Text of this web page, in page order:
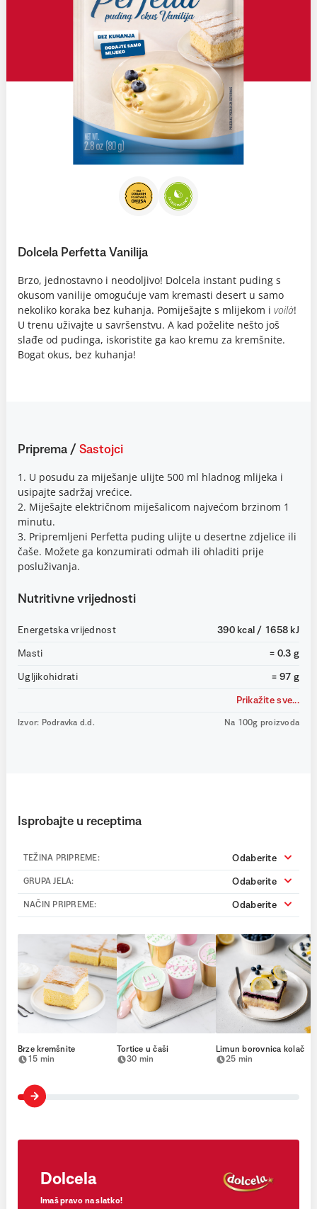
Dolcela Perfetta Vanilija
Brzo, jednostavno i neodoljivo! Dolcela instant puding s
okusom vanilije omogućuje vam kremasti desert u samo
nekoliko koraka bez kuhanja. Pomiješajte s mlijekom i voilà!
U trenu uživajte u savršenstvu. A kad poželite nešto još
slađe od pudinga, iskoristite ga kao kremu za kremšnite.
Bogat okus, bez kuhanja!
Priprema / Sastojci
1. U posudu za miješanje ulijte 500 ml hladnog mlijeka i
usipajte sadržaj vrećice.
2. Miješajte električnom miješalicom najvećom brzinom 1
minutu.
3. Pripremljeni Perfetta puding ulijte u desertne zdjelice ili
čaše. Možete ga konzumirati odmah ili ohladiti prije
posluživanja.
Nutritivne vrijednosti
Energetska vrijednost 390 kcal / 1658 kJ
Masti = 0.3 g
Ugljikohidrati = 97 g
Prikažite sve...
Izvor: Podravka d.d. Na 100g proizvoda
Isprobajte u receptima
TEŽINA PRIPREME: Odaberite
GRUPA JELA: Odaberite
NAČIN PRIPREME: Odaberite
Brze kremšnite
15 min
Tortice u čaši
30 min
Limun borovnica kolač
25 min
Dolcela
Imaš pravo na slatko!